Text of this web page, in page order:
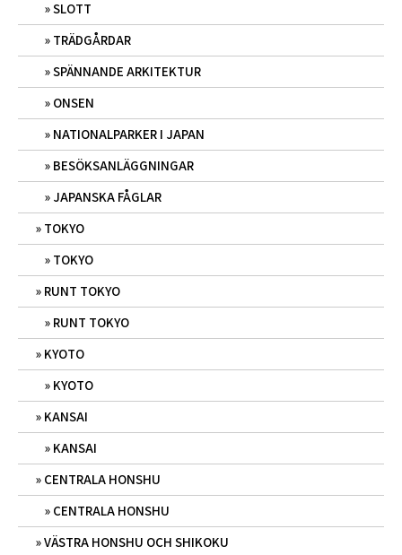
SLOTT
TRÄDGÅRDAR
SPÄNNANDE ARKITEKTUR
ONSEN
NATIONALPARKER I JAPAN
BESÖKSANLÄGGNINGAR
JAPANSKA FÅGLAR
TOKYO
TOKYO
RUNT TOKYO
RUNT TOKYO
KYOTO
KYOTO
KANSAI
KANSAI
CENTRALA HONSHU
CENTRALA HONSHU
VÄSTRA HONSHU OCH SHIKOKU